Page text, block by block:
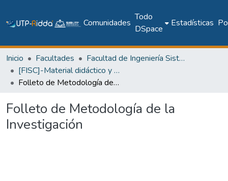
Comunidades
Todo
DSpace
Estadísticas
Inicio Facultades
Facultad de Ingeniería Sistemas Computacionales
[FISC]-Material didáctico y recursos de aprendizaje
Folleto de Metodología de la Investigación
Folleto de Metodología de la
Investigación